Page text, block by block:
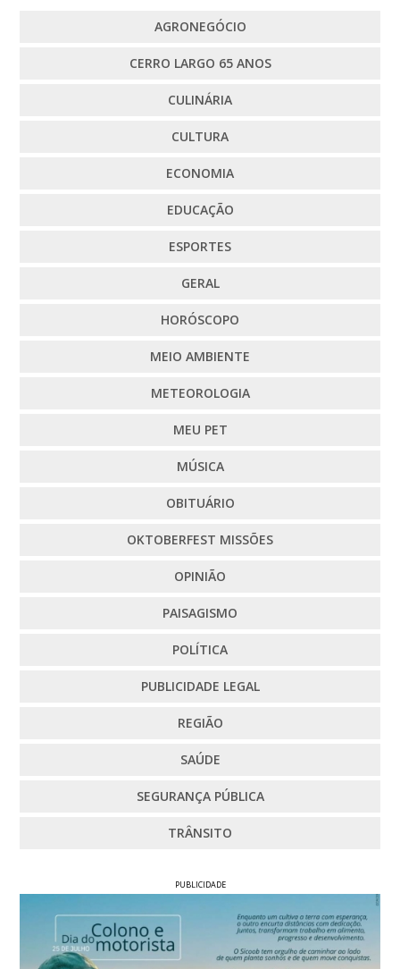
AGRONEGÓCIO
CERRO LARGO 65 ANOS
CULINÁRIA
CULTURA
ECONOMIA
EDUCAÇÃO
ESPORTES
GERAL
HORÓSCOPO
MEIO AMBIENTE
METEOROLOGIA
MEU PET
MÚSICA
OBITUÁRIO
OKTOBERFEST MISSÕES
OPINIÃO
PAISAGISMO
POLÍTICA
PUBLICIDADE LEGAL
REGIÃO
SAÚDE
SEGURANÇA PÚBLICA
TRÂNSITO
PUBLICIDADE